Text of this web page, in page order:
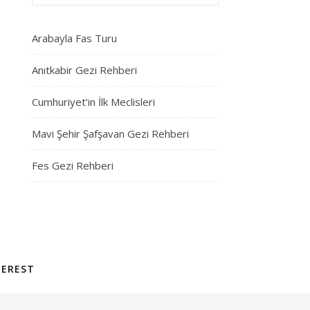
Arabayla Fas Turu
Anıtkabir Gezi Rehberi
Cumhuriyet’in İlk Meclisleri
Mavi Şehir Şafşavan Gezi Rehberi
Fes Gezi Rehberi